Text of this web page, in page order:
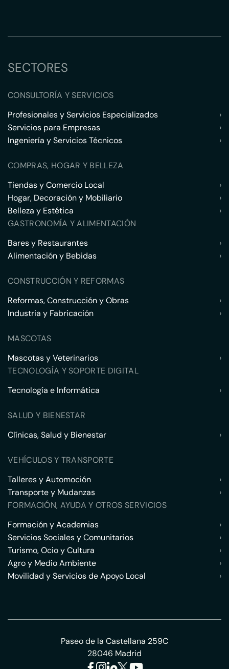
SECTORES
CONSULTORÍA Y SERVICIOS
Profesionales y Servicios Especializados
›
Servicios para Empresas
›
Ingeniería y Servicios Técnicos
›
COMPRAS, HOGAR Y BELLEZA
Tiendas y Comercio Local
›
Hogar, Decoración y Mobiliario
›
Belleza y Estética
›
GASTRONOMÍA Y ALIMENTACIÓN
Bares y Restaurantes
›
Alimentación y Bebidas
›
CONSTRUCCIÓN Y REFORMAS
Reformas, Construcción y Obras
›
Industria y Fabricación
›
MASCOTAS
Mascotas y Veterinarios
›
TECNOLOGÍA Y SOPORTE DIGITAL
Tecnología e Informática
›
SALUD Y BIENESTAR
Clínicas, Salud y Bienestar
›
VEHÍCULOS Y TRANSPORTE
Talleres y Automoción
›
Transporte y Mudanzas
›
FORMACIÓN, AYUDA Y OTROS SERVICIOS
Formación y Academias
›
Servicios Sociales y Comunitarios
›
Turismo, Ocio y Cultura
›
Agro y Medio Ambiente
›
Movilidad y Servicios de Apoyo Local
›
Paseo de la Castellana 259C
28046 Madrid